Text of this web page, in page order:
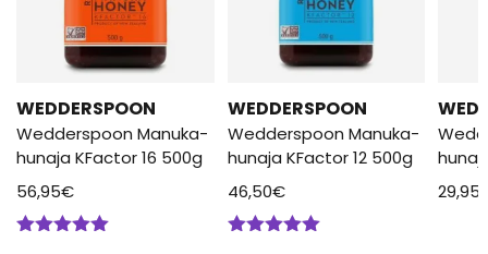
WEDDERSPOON
Wedderspoon Manuka-
hunaja KFactor 16 500g
56,95€
WEDDERSPOON
Wedderspoon Manuka-
hunaja KFactor 12 500g
46,50€
29,95